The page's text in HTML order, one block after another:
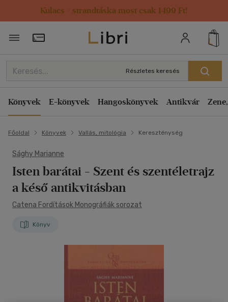
Kulacs / strandtáska most csak 1499 Ft!
Törzsvásárlói Kártya adatai
Részletes keresés
Könyvek E-könyvek Hangoskönyvek Antikvár
Főoldal Könyvek Vallás, mitológia Kereszténység
Sághy Marianne
Isten barátai - Szent és szentéletrajz
a késő antikvitásban
Catena Fordítások Monográfiák sorozat
Könyv